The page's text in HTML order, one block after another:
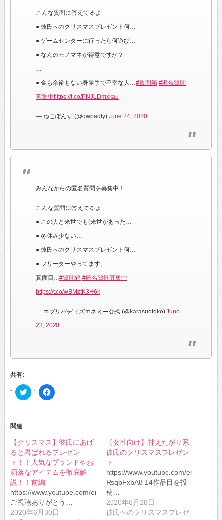
こんな質問に答えてるよ
● 彼氏へのクリスマスプレゼント何…
● ゲームセンターに行ったら何遊び…
● なんのモノマネが得意ですか？
…
● 金も余裕もない身勝手で不幸な人…#質問箱 #匿名質問
募集中https://t.co/PNJLDmxkau
— ねこぽんず (@dwpadty) June 24, 2020
みんなからの匿名質問を募集中！
こんな質問に答えてるよ
● この人と来世でも(来世があった…
● 冬休み少ない…
● 彼氏へのクリスマスプレゼント何…
● フリーターやってます。
真面目…#質問箱 #匿名質問募集中
https://t.co/wBMztK3H6k
— エブリバディズエネミー公式 (@karasuotoko) June
23, 2020
共有:
ク
リ
共
有
(新
し
い
ウ
ィ
ン
ド
ウ
で
開
き
ま
Facebook
で
ク
リ
ッ
ク
し
て
く
い
(新
し
い
ウ
関連
【クリスマス】彼氏にあげ
ると喜ばれるプレゼン
ト！！人気なブランドやお
洒落なアイテムを徹底解
説！！前編
https://www.youtube.com/embed/CcqZycoP9BI
ご視聴ありがとう…
2020年6月30日
【女性向け】甘えたがり系
彼氏のクリスマスプレゼン
ト
https://www.youtube.com/embed/3-
RsqbFxbA8 14作品目を投
稿…
2020年6月28日
彼氏へのクリスマスプレゼ